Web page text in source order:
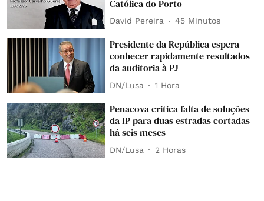
Católica do Porto
David Pereira 45 Minutos
Presidente da República espera
conhecer rapidamente resultados
da auditoria à PJ
DN/Lusa 1 Hora
Penacova critica falta de soluções
da IP para duas estradas cortadas
há seis meses
DN/Lusa 2 Horas